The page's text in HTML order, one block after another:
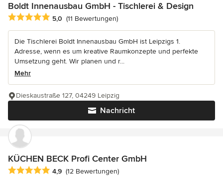
Boldt Innenausbau GmbH - Tischlerei & Design
Durchschnittliche Bewertung: 5 von 5 Sternen
5,0 (11 Bewertungen)
Die Tischlerei Boldt Innenausbau GmbH ist Leipzigs 1.
Adresse, wenn es um kreative Raumkonzepte und perfekte
Umsetzung geht. Wir planen und r...
Mehr
Nachricht
Dieskaustraße 127, 04249 Leipzig
KÜCHEN BECK Profi Center GmbH
Durchschnittliche Bewertung: 4.9 von 5 Sternen
4,9 (12 Bewertungen)